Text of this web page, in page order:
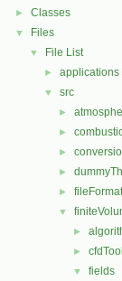
► Classes
▼ Files
▼ File List
► applications
▼ src
►
►
►
►
►
▼
►
►
▼ fields